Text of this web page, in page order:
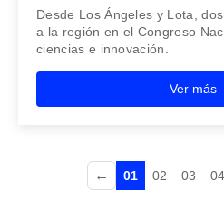
Desde Los Ángeles y Lota,
a la región en el Congreso
ciencias e innovación.
Ver más
← 01 02 03 04